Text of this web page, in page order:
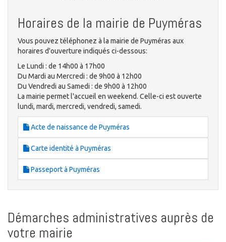
Horaires de la mairie de Puyméras
Vous pouvez téléphonez à la mairie de Puyméras aux
horaires d'ouverture indiqués ci-dessous:
Le Lundi : de 14h00 à 17h00
Du Mardi au Mercredi : de 9h00 à 12h00
Du Vendredi au Samedi : de 9h00 à 12h00
La mairie permet l'accueil en weekend. Celle-ci est ouverte
lundi, mardi, mercredi, vendredi, samedi.
Acte de naissance de Puyméras
Carte identité à Puyméras
Passeport à Puyméras
Démarches administratives auprès de
votre mairie